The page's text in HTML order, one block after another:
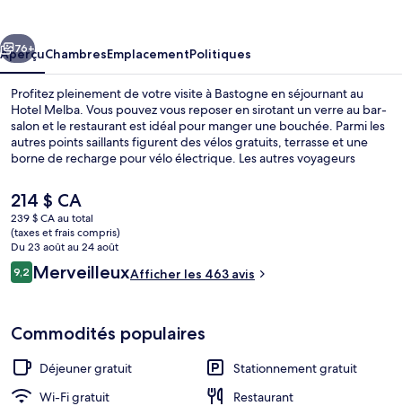
Suivant
76+
AperçuChambresEmplacementPolitiques
Profitez pleinement de votre visite à Bastogne en séjournant au
Hotel Melba. Vous pouvez vous reposer en sirotant un verre au bar-
salon et le restaurant est idéal pour manger une bouchée. Parmi les
autres points saillants figurent des vélos gratuits, terrasse et une
borne de recharge pour vélo électrique. Les autres voyageurs
Le
prix
actuel
est
de 214 $ CA
214 $ CA
239 $ CA au total
(taxes et frais compris)
Du 23 août au 24 août
Avis
9,29,2 sur 10 –
MerveilleuxAfficher les 463 avis
Commodités populaires
Déjeuner gratuit
Stationnement gratuit
Wi-Fi gratuit
Restaurant